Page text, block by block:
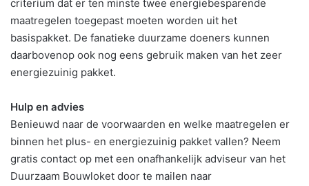
criterium dat er ten minste twee energiebesparende
maatregelen toegepast moeten worden uit het
basispakket. De fanatieke duurzame doeners kunnen
daarbovenop ook nog eens gebruik maken van het zeer
energiezuinig pakket.
Hulp en advies
Benieuwd naar de voorwaarden en welke maatregelen er
binnen het plus- en energiezuinig pakket vallen? Neem
gratis contact op met een onafhankelijk adviseur van het
Duurzaam Bouwloket door te mailen naar